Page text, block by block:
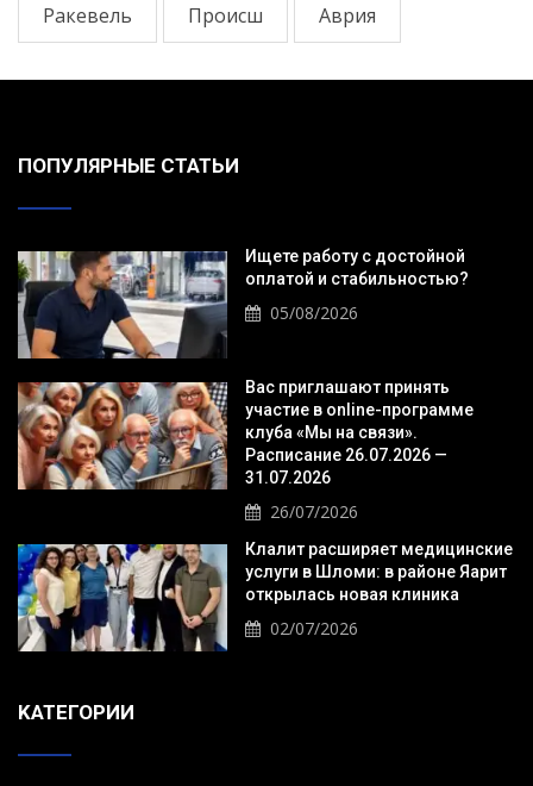
Ракевель Происш Аврия
ПОПУЛЯРНЫЕ СТАТЬИ
Ищете работу с достойной
оплатой и стабильностью?
05/08/2026
Вас приглашают принять
участие в online-программе
клуба «Мы на связи».
Расписание 26.07.2026 —
31.07.2026
26/07/2026
Клалит расширяет медицинские
услуги в Шломи: в районе Яарит
открылась новая клиника
02/07/2026
KАТЕГОРИИ